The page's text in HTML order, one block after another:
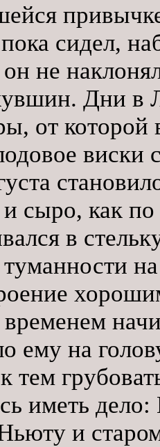
сидел,
не
Дни в
от которой
виски
сыро, как
в
временем
ему на
тем
иметь
и